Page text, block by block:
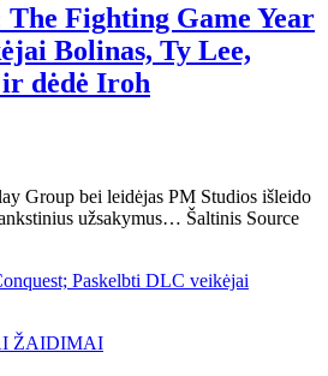
The Fighting Game Year
Bolinas, Ty Lee,
dėdė Iroh
Group bei leidėjas PM Studios išleido
užsakymus… Šaltinis Source
ŽAIDIMAI